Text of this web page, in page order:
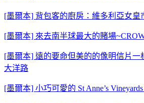
[墨爾本] 背包客的廚房：維多利亞女皇
[墨爾本] 來去南半球最大的賭場
[墨爾本] 遠的要命但美的的像明信片一
大洋路
[墨爾本] 小巧可愛的 St Anne’s